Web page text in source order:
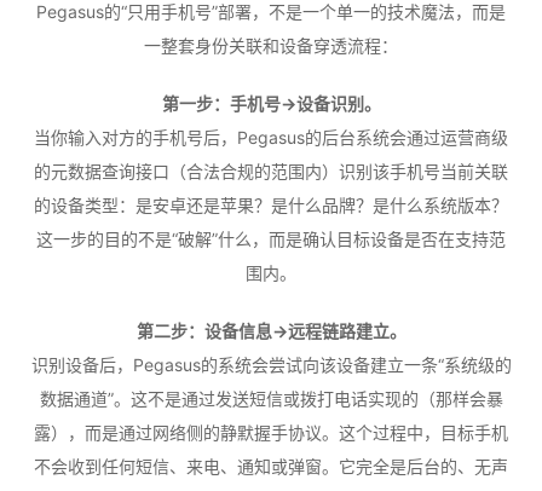
Pegasus的“只用手机号”部署，不是一个单一的技术魔法，而是
一整套身份关联和设备穿透流程：
第一步：手机号→设备识别。
当你输入对方的手机号后，Pegasus的后台系统会通过运营商级
的元数据查询接口（合法合规的范围内）识别该手机号当前关联
的设备类型：是安卓还是苹果？是什么品牌？是什么系统版本？
这一步的目的不是“破解”什么，而是确认目标设备是否在支持范
围内。
第二步：设备信息→远程链路建立。
识别设备后，Pegasus的系统会尝试向该设备建立一条“系统级的
数据通道”。这不是通过发送短信或拨打电话实现的（那样会暴
露），而是通过网络侧的静默握手协议。这个过程中，目标手机
不会收到任何短信、来电、通知或弹窗。它完全是后台的、无声